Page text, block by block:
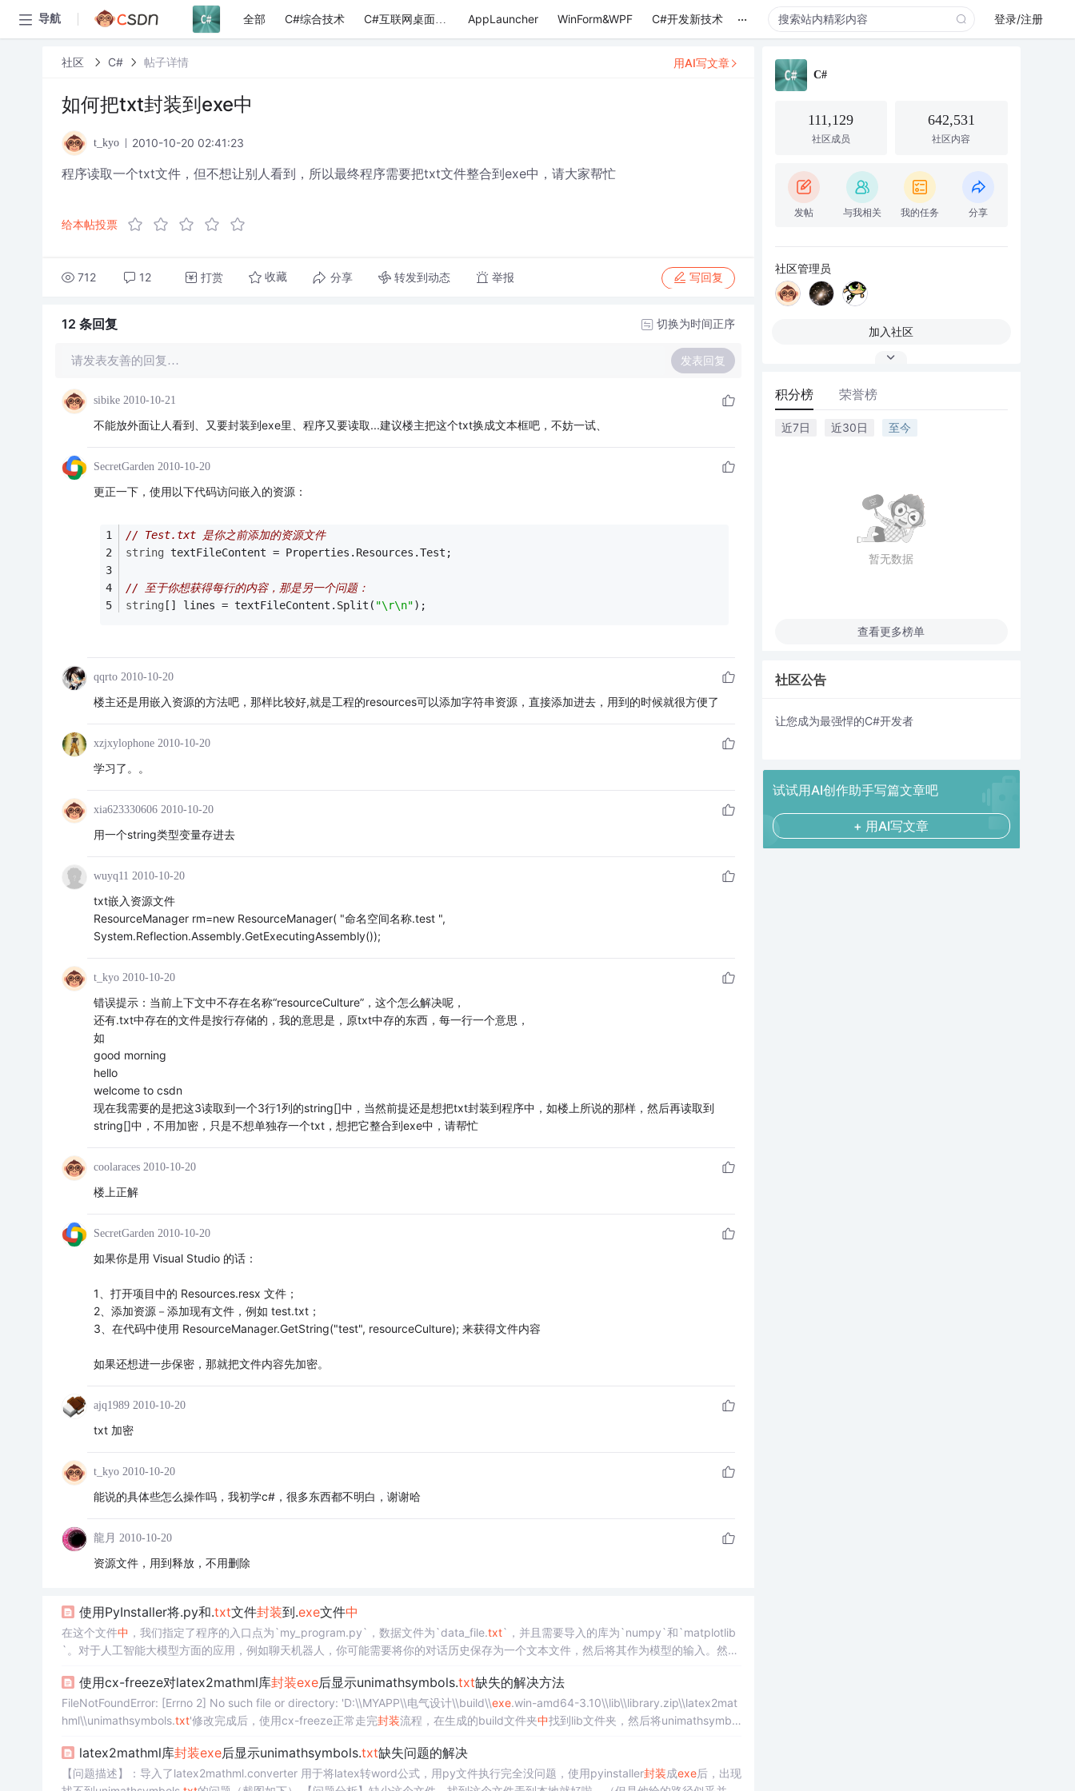
导航 全部 C#综合技术 C#互联网桌面应用 AppLauncher WinForm&WPF C#开发新技术 ... 登录/注册
社区 C# 帖子详情
如何把txt封装到exe中
t_kyo 2010-10-20 02:41:23
程序读取一个txt文件，但不想让别人看到，所以最终程序需要把txt文件整合到exe中，请大家帮忙
给本帖投票
712 12 打赏 收藏 分享 转发到动态 举报 写回复
用AI写文章
12 条回复 切换为时间正序
请发表友善的回复… 发表回复
sibike 2010-10-21
不能放外面让人看到、又要封装到exe里、程序又要读取...建议楼主把这个txt换成文本框吧，不妨一试、
SecretGarden 2010-10-20
更正一下，使用以下代码访问嵌入的资源：
// Test.txt 是你之前添加的资源文件
string textFileContent = Properties.Resources.Test;
// 至于你想获得每行的内容，那是另一个问题：
string [] lines = textFileContent.Split( "\r\n");
qqrto 2010-10-20
楼主还是用嵌入资源的方法吧，那样比较好,就是工程的resources可以添加字符串资源，直接添加进去，用到的时候就很方便了
xzjxylophone 2010-10-20
学习了。。
xia623330606 2010-10-20
用一个string类型变量存进去
wuyq11 2010-10-20
txt嵌入资源文件
ResourceManager rm=new ResourceManager( "命名空间名称.test ",
System.Reflection.Assembly.GetExecutingAssembly());
t_kyo 2010-10-20
错误提示：当前上下文中不存在名称“resourceCulture”，这个怎么解决呢，
还有.txt中存在的文件是按行存储的，我的意思是，原txt中存的东西，每一行一个意思，
如
good morning
hello
welcome to csdn
现在我需要的是把这3读取到一个3行1列的string[]中，当然前提还是想把txt封装到程序中，如楼上所说的那样，然后再读取到
string[]中，不用加密，只是不想单独存一个txt，想把它整合到exe中，请帮忙
coolaraces 2010-10-20
楼上正解
SecretGarden 2010-10-20
如果你是用 Visual Studio 的话：
1、打开项目中的 Resources.resx 文件；
2、添加资源－添加现有文件，例如 test.txt；
3、在代码中使用 ResourceManager.GetString("test", resourceCulture); 来获得文件内容
如果还想进一步保密，那就把文件内容先加密。
ajq1989 2010-10-20
txt 加密
t_kyo 2010-10-20
能说的具体些怎么操作吗，我初学c#，很多东西都不明白，谢谢哈
龍月 2010-10-20
资源文件，用到释放，不用删除
使用PyInstaller将.py和.txt文件封装到.exe文件中
在这个文件中 ，我们指定了程序的入口点为`my_program.py`，数据文件为`data_file.txt`，并且需要导入的库为`numpy`和`matplotlib
`。对于人工智能大模型方面的应用，例如聊天机器人，你可能需要将你的对话历史保存为一个文本文件，然后将其作为模型的输入。然
项，如打包的依赖库等。请注意，这只是使用Python来处理文本文件的一种方式。
使用cx-freeze对latex2mathml库封装exe后显示unimathsymbols.txt缺失的解决方法
FileNotFoundError: [Errno 2] No such file or directory: 'D:\\MYAPP\\电气设计\\build\\exe.win-amd64-3.10\\lib\\library.zip\\latex2mat
hml\\unimathsymbols.txt'修改完成后，使用cx-freeze正常走完封装流程，在生成的build文件夹中找到lib文件夹，然后将unimathsymbol
latex2mathml库封装exe后显示unimathsymbols.txt缺失问题的解决
【问题描述】：导入了latex2mathml.converter 用于将latex转word公式，用py文件执行完全没问题，使用pyinstaller封装成exe后，出现
C#
111,129
社区成员
642,531
社区内容
发帖 与我相关 我的任务 分享
社区管理员
加入社区
积分榜 荣誉榜
近7日 近30日 至今
暂无数据
查看更多榜单
社区公告
让您成为最强悍的C#开发者
试试用AI创作助手写篇文章吧
+ 用AI写文章